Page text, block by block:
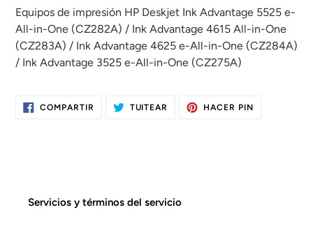
Equipos de impresión HP Deskjet Ink Advantage 5525 e-
All-in-One (CZ282A) / Ink Advantage 4615 All-in-One
(CZ283A) / Ink Advantage 4625 e-All-in-One (CZ284A)
/ Ink Advantage 3525 e-All-in-One (CZ275A)
COMPARTIR COMPARTIRTUITEAR TUITEARHACER PINPINEAR
Servicios y términos del servicio